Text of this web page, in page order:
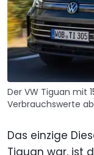
Der VW Tiguan mit
Verbrauchswerte ab
Das einzige
Tiguan war, ist